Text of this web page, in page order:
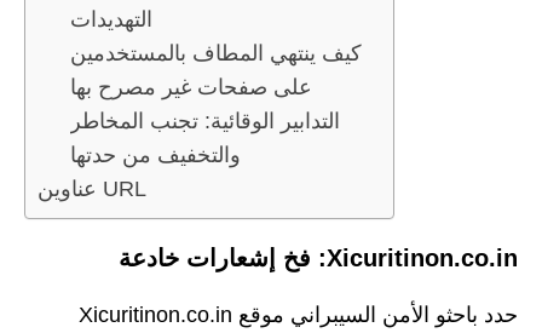
التهديدات
كيف ينتهي المطاف بالمستخدمين
على صفحات غير مصرح بها
التدابير الوقائية: تجنب المخاطر
والتخفيف من حدتها
عناوين URL
Xicuritinon.co.in: فخ إشعارات خادعة
حدد باحثو الأمن السيبراني موقع Xicuritinon.co.in